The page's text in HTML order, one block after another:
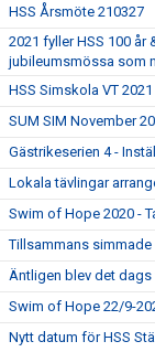
HSS Årsmöte 210327
2021 fyller HSS 100 år
jubileumsmössa som
HSS Simskola VT 2021
SUM SIM November
Gästrikeserien 4 -
Lokala tävlingar
Swim of Hope 2020 -
Tillsammans
Äntligen blev det dags
Swim of Hope 22/9-
Nytt datum för HSS